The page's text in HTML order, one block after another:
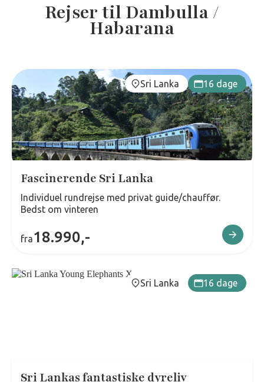
Rejser til Dambulla /
Habarana
Sri Lanka 16 dage
Fascinerende Sri Lanka
Individuel rundrejse med privat guide/chauffør.
Bedst om vinteren
fra18.990,-
Sri Lanka 16 dage
Sri Lankas fantastiske dyreliv